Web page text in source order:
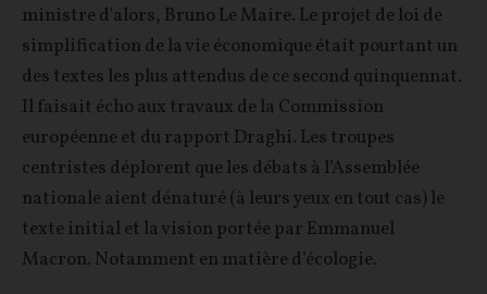
ministre d'alors, Bruno Le Maire. Le projet de loi de
simplification de la vie économique était pourtant un
des textes les plus attendus de ce second quinquennat.
Il faisait écho aux travaux de la Commission
européenne et du rapport Draghi. Les troupes
centristes déplorent que les débats à l’Assemblée
nationale aient dénaturé (à leurs yeux en tout cas) le
texte initial et la vision portée par Emmanuel
Macron. Notamment en matière d’écologie.